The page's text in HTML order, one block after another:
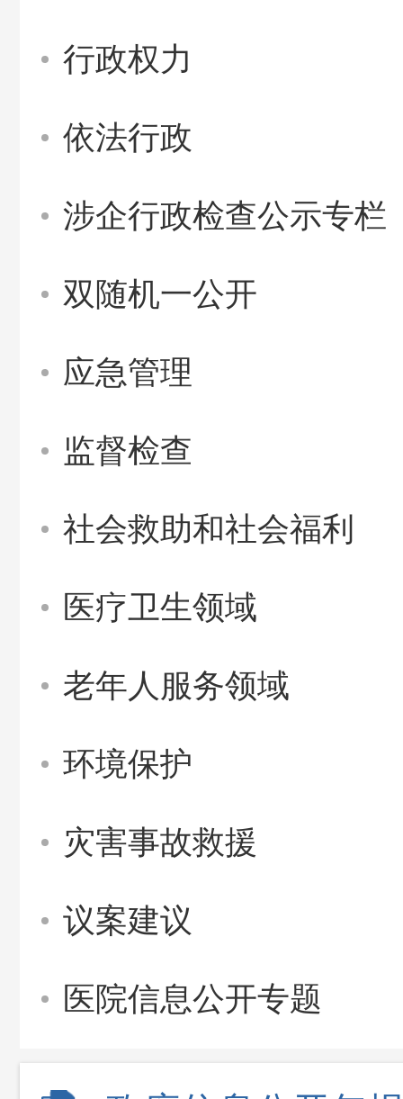
行政权力
依法行政
涉企行政检查公示专栏
双随机一公开
应急管理
监督检查
社会救助和社会福利
医疗卫生领域
老年人服务领域
环境保护
灾害事故救援
议案建议
医院信息公开专题